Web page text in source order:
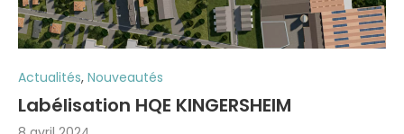
Actualités, Nouveautés
Labélisation HQE KINGERSHEIM